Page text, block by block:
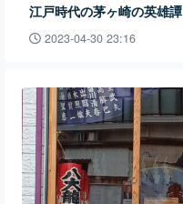
江戸時代の茅ヶ崎の英雄譚
2023-04-30 23:16